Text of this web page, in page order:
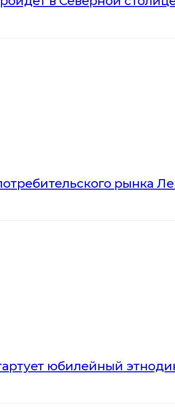
рынка
юбилейный